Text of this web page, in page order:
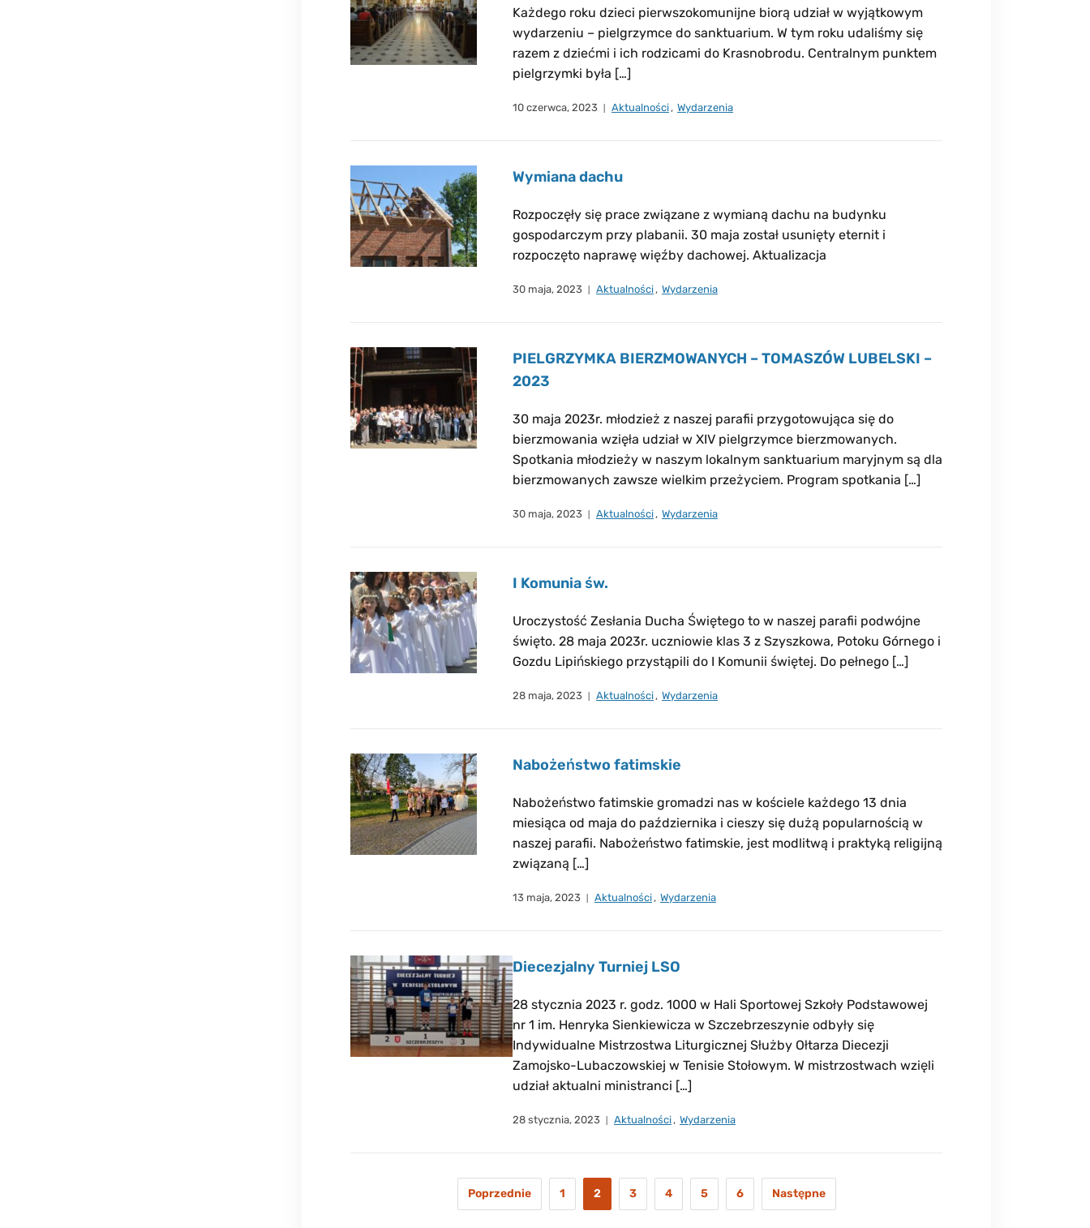
Każdego roku dzieci pierwszokomunijne biorą udział w wyjątkowym
wydarzeniu – pielgrzymce do sanktuarium. W tym roku udaliśmy się
razem z dziećmi i ich rodzicami do Krasnobrodu. Centralnym punktem
pielgrzymki była […]
10 czerwca, 2023 Aktualności, Wydarzenia
Wymiana dachu
Rozpoczęły się prace związane z wymianą dachu na budynku
gospodarczym przy plabanii. 30 maja został usunięty eternit i
rozpoczęto naprawę więźby dachowej. Aktualizacja
30 maja, 2023 Aktualności, Wydarzenia
PIELGRZYMKA BIERZMOWANYCH – TOMASZÓW LUBELSKI –
2023
30 maja 2023r. młodzież z naszej parafii przygotowująca się do
bierzmowania wzięła udział w XIV pielgrzymce bierzmowanych.
Spotkania młodzieży w naszym lokalnym sanktuarium maryjnym są dla
bierzmowanych zawsze wielkim przeżyciem. Program spotkania […]
30 maja, 2023 Aktualności, Wydarzenia
I Komunia św.
Uroczystość Zesłania Ducha Świętego to w naszej parafii podwójne
święto. 28 maja 2023r. uczniowie klas 3 z Szyszkowa, Potoku Górnego i
Gozdu Lipińskiego przystąpili do I Komunii świętej. Do pełnego […]
28 maja, 2023 Aktualności, Wydarzenia
Nabożeństwo fatimskie
Nabożeństwo fatimskie gromadzi nas w kościele każdego 13 dnia
miesiąca od maja do października i cieszy się dużą popularnością w
naszej parafii. Nabożeństwo fatimskie, jest modlitwą i praktyką religijną
związaną […]
13 maja, 2023 Aktualności, Wydarzenia
Diecezjalny Turniej LSO
28 stycznia 2023 r. godz. 1000 w Hali Sportowej Szkoły Podstawowej
nr 1 im. Henryka Sienkiewicza w Szczebrzeszynie odbyły się
Indywidualne Mistrzostwa Liturgicznej Służby Ołtarza Diecezji
Zamojsko-Lubaczowskiej w Tenisie Stołowym. W mistrzostwach wzięli
udział aktualni ministranci […]
28 stycznia, 2023 Aktualności, Wydarzenia
Poprzednie 1 2 3 4 5 6 Następne